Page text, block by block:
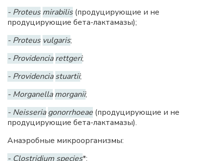
- Proteus mirabilis(продуцирующие и не
продуцирующие бета-лактамазы);
- Proteus vulgaris;
- Providencia rettgeri;
- Providencia stuartii;
- Morganella morganii;
- Neisseria gonorrhoeae (продуцирующие и не
продуцирующие бета-лактамазы).
Анаэробные микроорганизмы:
- Clostridium species*;